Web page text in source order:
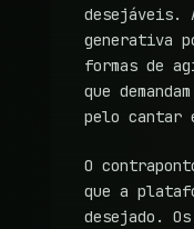
desejáveis.
generativa
formas de
que
pelo cantar
O
que a
desejado.